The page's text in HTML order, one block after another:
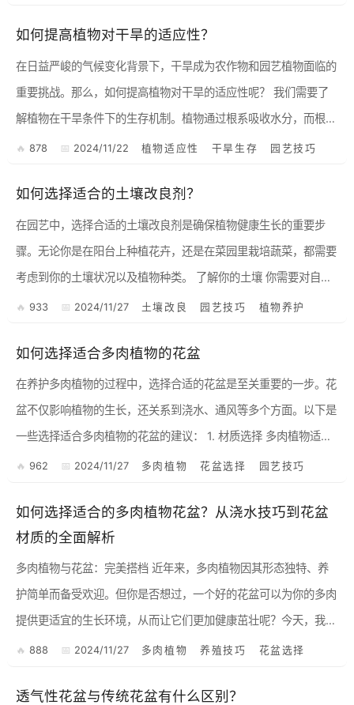
如何提高植物对干旱的适应性？
在日益严峻的气候变化背景下，干旱成为农作物和园艺植物面临的
重要挑战。那么，如何提高植物对干旱的适应性呢？ 我们需要了
解植物在干旱条件下的生存机制。植物通过根系吸收水分，而根系
的深度和广度直接影响植物对水分的获取。在干旱的环境中，植物
878 2024/11/22 植物适应性 干旱生存 园艺技巧
如何选择适合的土壤改良剂？
在园艺中，选择合适的土壤改良剂是确保植物健康生长的重要步
骤。无论你是在阳台上种植花卉，还是在菜园里栽培蔬菜，都需要
考虑到你的土壤状况以及植物种类。 了解你的土壤 你需要对自己
的土壤进行测试。可以通过简单的方法，例如取样并观察其颜色...
933 2024/11/27 土壤改良 园艺技巧 植物养护
如何选择适合多肉植物的花盆
在养护多肉植物的过程中，选择合适的花盆是至关重要的一步。花
盆不仅影响植物的生长，还关系到浇水、通风等多个方面。以下是
一些选择适合多肉植物的花盆的建议： 1. 材质选择 多肉植物适合
使用透气性好的花盆，常见的材质有陶瓷、泥土和塑料等...
962 2024/11/27 多肉植物 花盆选择 园艺技巧
如何选择适合的多肉植物花盆？从浇水技巧到花盆
材质的全面解析
多肉植物与花盆：完美搭档 近年来，多肉植物因其形态独特、养
护简单而备受欢迎。但你是否想过，一个好的花盆可以为你的多肉
提供更适宜的生长环境，从而让它们更加健康茁壮呢？今天，我们
就来聊聊如何选择适合自己的多肉植物花盆，以及一些实用的浇水
888 2024/11/27 多肉植物 养殖技巧 花盆选择
透气性花盆与传统花盆有什么区别？